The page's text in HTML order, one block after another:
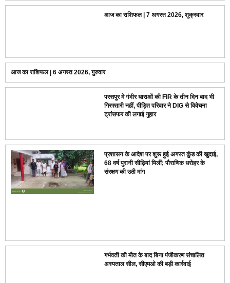
आज का राशिफल | 7 अगस्त 2026, शुक्रवार
आज का राशिफल | 6 अगस्त 2026, गुरुवार
परसपुर में गंभीर धाराओं की FIR के तीन दिन बाद भी
गिरफ्तारी नहीं, पीड़ित परिवार ने DIG से विवेचना
ट्रांसफर की लगाई गुहार
प्रशासन के आदेश पर शुरू हुई अगस्त कुंड की खुदाई,
68 वर्ष पुरानी सीढ़ियां मिलीं; पौराणिक धरोहर के
संरक्षण की उठी मांग
गर्भवती की मौत के बाद बिना पंजीकरण संचालित
अस्पताल सील, सीएमओ की बड़ी कार्रवाई